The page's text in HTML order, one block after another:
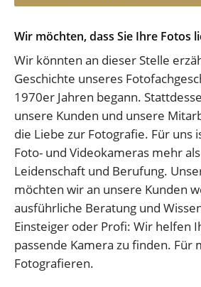
Wir möchten, dass Sie Ihre Fotos
Wir könnten an dieser Stelle
Geschichte unseres
1970er Jahren begann.
unsere Kunden und unsere
die Liebe zur Fotografie. Für uns
Foto- und Videokameras mehr
Leidenschaft und Berufung.
möchten wir an unsere Kunden
ausführliche Beratung und
Einsteiger oder Profi: Wir helfen
passende Kamera zu finden. Für
Fotografieren.